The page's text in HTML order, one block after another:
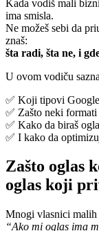
Kada vodiš mali
ima smisla.
Ne možeš sebi da
znaš:
šta radi, šta ne, i
U ovom vodiču
✅ Koji tipovi
✅ Zašto neki
✅ Kako da biraš
✅ I kako da
Zašto oglas
oglas koji
Mnogi vlasnici
“Ako mi oglas ima